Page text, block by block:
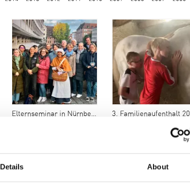
Details About
Elternseminar in Nürnberg 3. Familienaufenthalt 2024